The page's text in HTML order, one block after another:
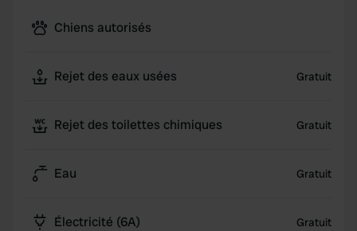
Chiens autorisés
Rejet des eaux usées Gratuit
Rejet des toilettes chimiques Gratuit
Eau Gratuit
Électricité (6A) Gratuit